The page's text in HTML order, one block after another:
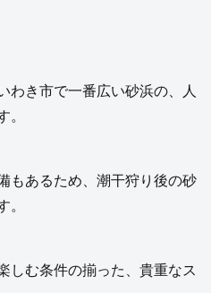
わき市で一番広い砂浜の、人
。
もあるため、潮干狩り後の砂
。
しむ条件の揃った、貴重なス